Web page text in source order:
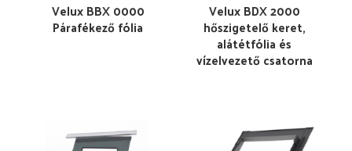
Velux BBX 0000
Párafékező fólia
Velux BDX 2000
hőszigetelő keret,
alátétfólia és
vízelvezető csatorna